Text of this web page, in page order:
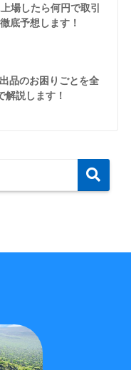
場したら何円で取引
底予想します！
品のお困りごとを全
解説します！